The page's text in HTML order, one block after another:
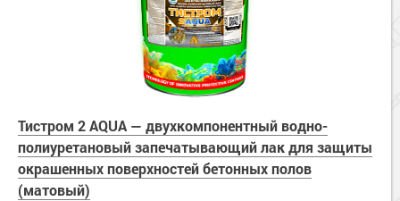
Тистром 2 AQUA — двухкомпонентный водно-
полиуретановый запечатывающий лак для защиты
окрашенных поверхностей бетонных полов
(матовый)